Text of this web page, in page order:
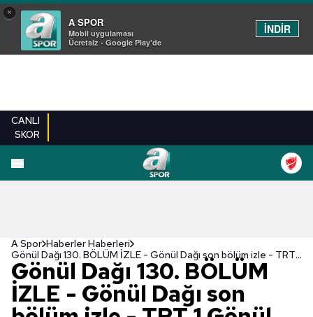
×
A SPOR
Mobil uygulaması
Ücretsiz - Google Play'de
İNDİR
CANLI
SKOR
A Spor Haberler Haberleri
Gönül Dağı 130. BÖLÜM İZLE - Gönül Dağı son bölüm izle - TRT 1 Gönül Dağı izle
Gönül Dağı 130. BÖLÜM
İZLE - Gönül Dağı son